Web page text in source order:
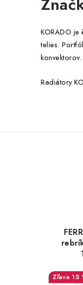
KORADO je
telies.
konvektorov.
Radiátory
15